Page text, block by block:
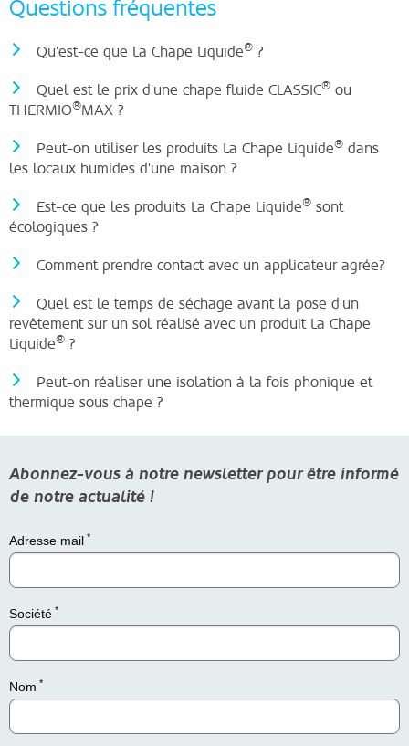
Questions fréquentes
Qu'est-ce que La Chape Liquide® ?
Quel est le prix d'une chape fluide CLASSIC® ou
THERMIO®MAX ?
Peut-on utiliser les produits La Chape Liquide® dans
les locaux humides d'une maison ?
Est-ce que les produits La Chape Liquide® sont
écologiques ?
Comment prendre contact avec un applicateur agrée?
Quel est le temps de séchage avant la pose d'un
revêtement sur un sol réalisé avec un produit La Chape
Liquide® ?
Peut-on réaliser une isolation à la fois phonique et
thermique sous chape ?
Abonnez-vous à notre newsletter pour être informé
de notre actualité !
Adresse mail *
Société *
Nom *